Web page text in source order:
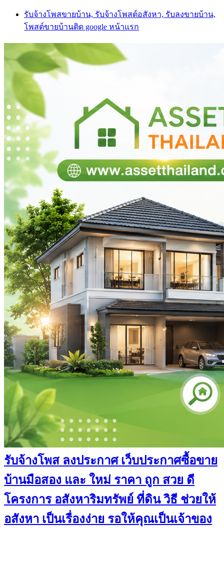
Skip
content
รับจ้างโพสขายบ้าน, รับจ้างโพสต์อสังหา, รับลงขายบ้าน,
โพสต์ขายบ้านติด google หน้าแรก
รับจ้างโพส ลงประกาศ เว็บประกาศซื้อขาย
บ้านมือสอง และ ใหม่ ราคา ถูก สวย ดี
โครงการ อสังหาริมทรัพย์ ที่ดิน วิธี ช่วยให้
อสังหา เป็นเรื่องง่าย รอให้คุณเป็นเจ้าของ